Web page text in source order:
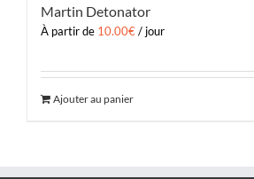
Martin Detonator
À partir de 10.00€/ jour
Ajouter au panier